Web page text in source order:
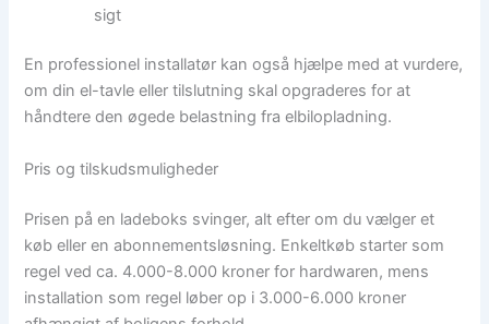
sigt
En professionel installatør kan også hjælpe med at vurdere,
om din el-tavle eller tilslutning skal opgraderes for at
håndtere den øgede belastning fra elbilopladning.
Pris og tilskudsmuligheder
Prisen på en ladeboks svinger, alt efter om du vælger et
køb eller en abonnementsløsning. Enkeltkøb starter som
regel ved ca. 4.000-8.000 kroner for hardwaren, mens
installation som regel løber op i 3.000-6.000 kroner